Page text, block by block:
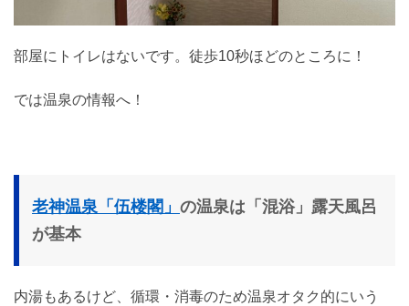
部屋にトイレはないです。徒歩10秒ほどのところに！
では温泉の情報へ！
老神温泉「伍楼閣」 の温泉は「混浴」露天風呂
が基本
内湯もあるけど、循環・消毒のため温泉オタク的にいう